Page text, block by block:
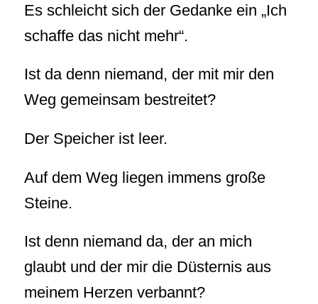
Es schleicht sich der Gedanke ein „Ich
schaffe das nicht mehr“.
Ist da denn niemand, der mit mir den
Weg gemeinsam bestreitet?
Der Speicher ist leer.
Auf dem Weg liegen immens große
Steine.
Ist denn niemand da, der an mich
glaubt und der mir die Düsternis aus
meinem Herzen verbannt?